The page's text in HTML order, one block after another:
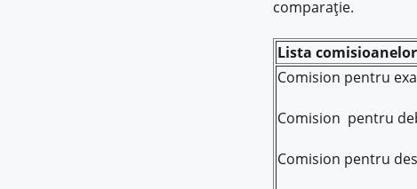
comparație.
Lista
Comision pentru
Comision pentru
Comision pentru